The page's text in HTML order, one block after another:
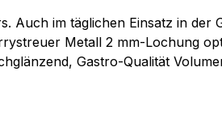
im täglichen Einsatz in der
Metall 2 mm-Lochung
Gastro-Qualität